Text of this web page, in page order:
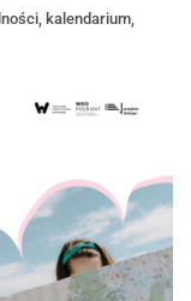
kalendarium